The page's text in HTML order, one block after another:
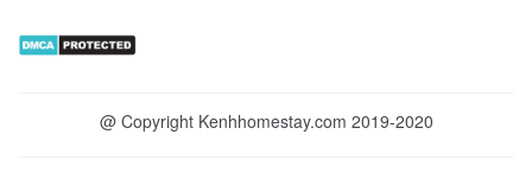
@ Copyright Kenhhomestay.com 2019-2020